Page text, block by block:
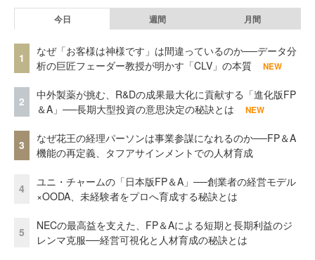
今日 週間 月間
1
なぜ「お客様は神様です」は間違っているのか──データ分
析の巨匠フェーダー教授が明かす「CLV」の本質
NEW
2
中外製薬が挑む、R&Dの成果最大化に貢献する「進化版FP
＆A」──長期大型投資の意思決定の秘訣とは
NEW
3
なぜ花王の経理パーソンは事業参謀になれるのか──FP＆A
機能の再定義、タフアサインメントでの人材育成
4
ユニ・チャームの「日本版FP＆A」──創業者の経営モデル
×OODA、未経験者をプロへ育成する秘訣とは
5
NECの最高益を支えた、FP＆Aによる短期と長期利益のジ
レンマ克服──経営可視化と人材育成の秘訣とは